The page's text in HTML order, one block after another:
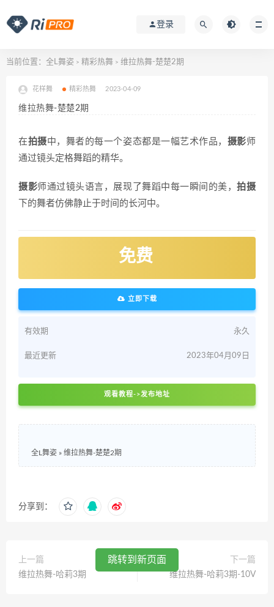
登录
当前位置： 全L舞姿 > 精彩热舞 > 维拉热舞-楚楚2期
花样舞 精彩热舞 2023-04-09
维拉热舞-楚楚2期
在拍摄中，舞者的每一个姿态都是一幅艺术作品， 摄影师
通过镜头定格舞蹈的精华。
摄影师通过镜头语言，展现了舞蹈中每一瞬间的美，拍摄
下的舞者仿佛静止于时间的长河中。
免费
立即下载
有效期 永久
最近更新 2023年04月09日
观看教程->发布地址
全L舞姿 » 维拉热舞-楚楚2期
分享到：
上一篇
维拉热舞-哈莉3期
下一篇
维拉热舞-哈莉3期-10V
跳转到新页面